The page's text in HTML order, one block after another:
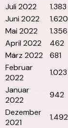
Juli 2022
1.383
Juni 2022
1.620
Mai 2022
1.356
April 2022
462
März 2022
681
Februar
2022
1.023
Januar
2022
942
Dezember
2021
1.492